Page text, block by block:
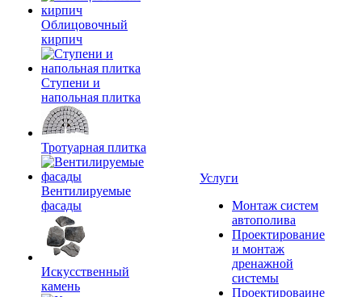
Облицовочный
кирпич
Ступени и
напольная плитка
Тротуарная плитка
Вентилируемые
фасады
Искусственный
камень
Услуги
Монтаж систем
автополива
Проектирование
и монтаж
дренажной
системы
Проектироваине